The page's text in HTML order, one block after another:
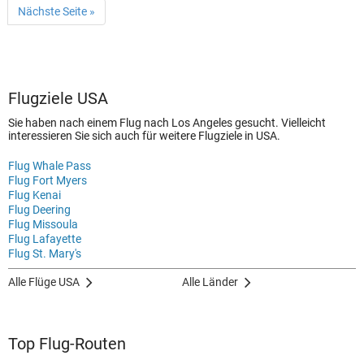
Nächste Seite »
Flugziele USA
Sie haben nach einem Flug nach Los Angeles gesucht. Vielleicht
interessieren Sie sich auch für weitere Flugziele in USA.
Flug Whale Pass
Flug Fort Myers
Flug Kenai
Flug Deering
Flug Missoula
Flug Lafayette
Flug St. Mary's
Alle Flüge USA Alle Länder
Top Flug-Routen